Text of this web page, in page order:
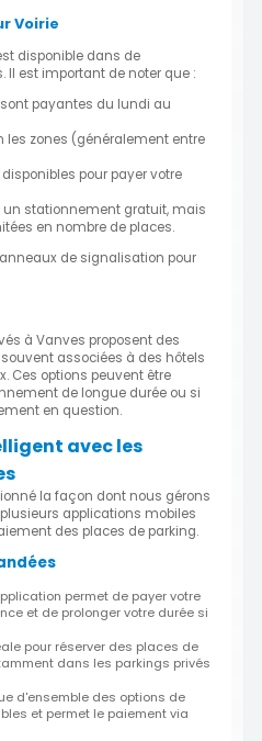
Voirie
disponible dans de
Il est important de noter que :
payantes du lundi au
les zones (généralement entre
pour payer votre
un stationnement gratuit, mais
en nombre de places.
de signalisation pour
à Vanves proposent des
associées à des hôtels
Ces options peuvent être
de longue durée ou si
en question.
avec les
la façon dont nous gérons
applications mobiles
des places de parking.
permet de payer votre
et de prolonger votre durée si
pour réserver des places de
dans les parkings privés
d'ensemble des options de
et permet le paiement via